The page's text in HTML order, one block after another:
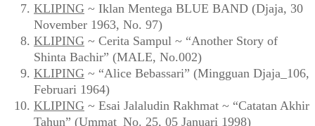
KLIPING ~ Iklan Mentega BLUE BAND (Djaja, 30
November 1963, No. 97)
KLIPING ~ Cerita Sampul ~ “Another Story of
Shinta Bachir” (MALE, No.002)
KLIPING ~ “Alice Bebassari” (Mingguan Djaja_106,
Februari 1964)
KLIPING ~ Esai Jalaludin Rakhmat ~ “Catatan Akhir
Tahun” (Ummat_No. 25, 05 Januari 1998)